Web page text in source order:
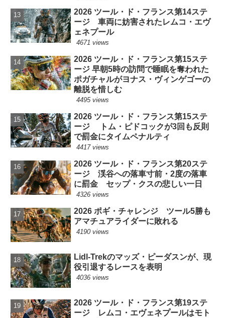
2026 ツール・ド・フランス第14ステ
ージ 車両に妨害されたレムコ・エヴ
ェネプール
4671 views
2026 ツール・ド・フランス第15ステ
ージ 早朝5時の訪問で睡眠を奪われた
ポガチャルがヨナス・ヴィンゲゴーの
離脱を惜しむ
4495 views
2026 ツール・ド・フランス第15ステ
ージ トム・ピドコックが3回も反則
で罰金にタイムペナルティ
4417 views
2026 ツール・ド・フランス第20ステ
ージ 渓谷への落車寸前・2度の落車
に罰金 セップ・クスの悲しい一日
4326 views
2026 ポギ・チャレンジ ツール5勝も
アマチュアライダーに敗れる
4190 views
Lidl-Trekのマッズ・ピーダスンが、現
役引退するレースを表明
4036 views
2026 ツール・ド・フランス第19ステ
ージ レムコ・エヴェネプールはモト